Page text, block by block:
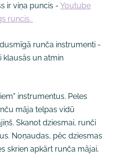
ir viņa puncis - Youtube
runcis.
runča instrumenti -
klausās un atmin
instrumentus. Peles
māja telpas vidū
Skanot dziesmai, runči
Noņaudas, pēc dziesmas
skrien apkārt runča mājai,